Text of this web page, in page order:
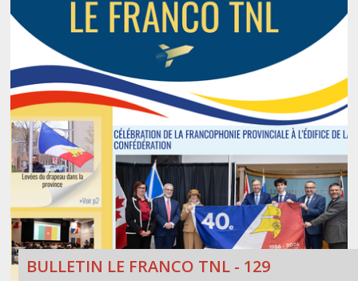
BULLETIN LE FRANCO TNL - 129